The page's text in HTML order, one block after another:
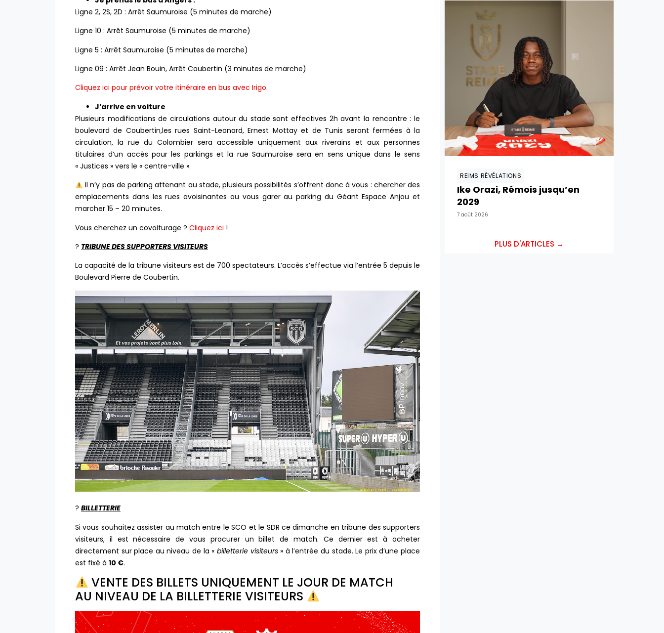
Ligne 2, 2S, 2D : Arrêt Saumuroise (5 minutes de marche)
Ligne 10 : Arrêt Saumuroise (5 minutes de marche)
Ligne 5 : Arrêt Saumuroise (5 minutes de marche)
Ligne 09 : Arrêt Jean Bouin, Arrêt Coubertin (3 minutes de marche)
Cliquez ici pour prévoir votre itinéraire en bus avec Irigo.
J’arrive en voiture
Plusieurs modifications de circulations autour du stade sont effectives 2h avant la rencontre : le
boulevard de Coubertin,les rues Saint-Leonard, Ernest Mottay et de Tunis seront fermées à la
circulation, la rue du Colombier sera accessible uniquement aux riverains et aux personnes
titulaires d’un accès pour les parkings et la rue Saumuroise sera en sens unique dans le sens
« Justices » vers le « centre-ville ».
Il n’y pas de parking attenant au stade, plusieurs possibilités s’offrent donc à vous : chercher des
emplacements dans les rues avoisinantes ou vous garer au parking du Géant Espace Anjou et
marcher 15 – 20 minutes.
Vous cherchez un covoiturage ? Cliquez ici !
? TRIBUNE DES SUPPORTERS VISITEURS
La capacité de la tribune visiteurs est de 700 spectateurs. L’accès s’effectue via l’entrée 5 depuis le
Boulevard Pierre de Coubertin.
? BILLETTERIE
Si vous souhaitez assister au match entre le SCO et le SDR ce dimanche en tribune des supporters
visiteurs, il est nécessaire de vous procurer un billet de match. Ce dernier est à acheter
directement sur place au niveau de la « billetterie visiteurs» à l’entrée du stade. Le prix d’une place
est fixé à 10 €.
VENTE DES BILLETS UNIQUEMENT LE JOUR DE MATCH
AU NIVEAU DE LA BILLETTERIE VISITEURS
REIMS RÉVÉLATIONS
Ike Orazi, Rémois jusqu’en
2029
7 août 2026
PLUS D'ARTICLES →